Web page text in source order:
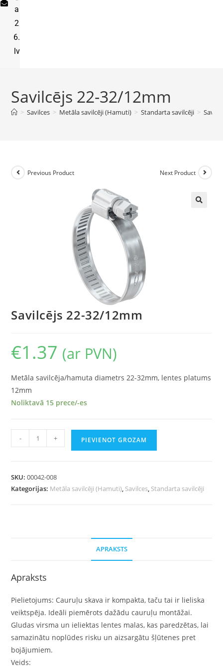
a
2
6.
lv
Savilcējs 22-32/12mm
> Savilces > Metāla savilcēji (Hamuti) > Standarta savilcēji >
Previous Product Next Product
Savilcējs 22-32/12mm
€1.37 (ar PVN)
Metāla savilcēja/hamuta diametrs 22-32mm, lentes platums
12mm
Noliktavā 15 prece/-es
- + PIEVIENOT GROZAM
SKU:00042-008
Kategorijas: Metāla savilcēji (Hamuti), Savilces, Standarta savilcēji
APRAKSTS
Apraksts
Pielietojums: Cauruļu skava ir kompakta, taču tai ir lieliska
veiktspēja. Ideāli piemērots dažādu cauruļu montāžai.
Gludas virsma un ieliektas lentes malas, kas paredzētas, lai
samazinātu noplūdes risku un aizsargātu šļūtenes pret
bojājumiem.
Veids: